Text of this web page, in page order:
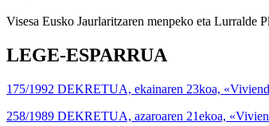
Visesa Eusko Jaurlaritzaren menpeko eta Lurralde
LEGE-ESPARRUA
175/1992 DEKRETUA, ekainaren 23koa,
258/1989 DEKRETUA, azaroaren 21ekoa,